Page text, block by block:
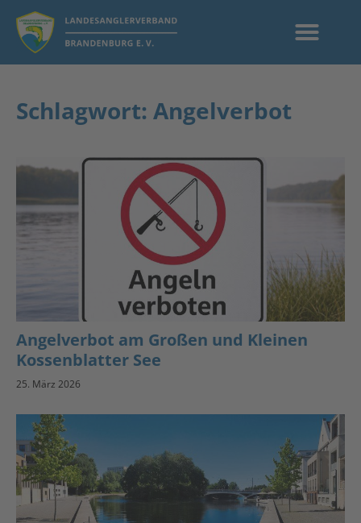
Schlagwort: Angelverbot
Angelverbot am Großen und Kleinen
Kossenblatter See
25. März 2026